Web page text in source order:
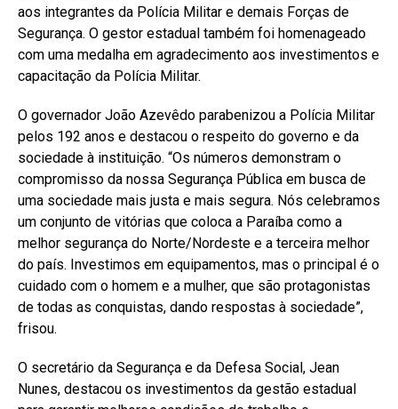
aos integrantes da Polícia Militar e demais Forças de
Segurança. O gestor estadual também foi homenageado
com uma medalha em agradecimento aos investimentos e
capacitação da Polícia Militar.
O governador João Azevêdo parabenizou a Polícia Militar
pelos 192 anos e destacou o respeito do governo e da
sociedade à instituição. “Os números demonstram o
compromisso da nossa Segurança Pública em busca de
uma sociedade mais justa e mais segura. Nós celebramos
um conjunto de vitórias que coloca a Paraíba como a
melhor segurança do Norte/Nordeste e a terceira melhor
do país. Investimos em equipamentos, mas o principal é o
cuidado com o homem e a mulher, que são protagonistas
de todas as conquistas, dando respostas à sociedade”,
frisou.
O secretário da Segurança e da Defesa Social, Jean
Nunes, destacou os investimentos da gestão estadual